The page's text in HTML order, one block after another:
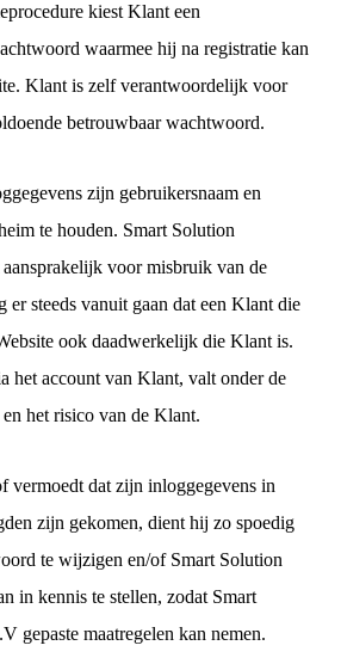
kiest Klant een
waarmee hij na registratie kan
Klant is zelf verantwoordelijk voor
betrouwbaar wachtwoord.
zijn gebruikersnaam en
te houden. Smart Solution
voor misbruik van de
er steeds vanuit gaan dat een Klant die
ook daadwerkelijk die Klant is.
het account van Klant, valt onder de
het risico van de Klant.
vermoedt dat zijn inloggegevens in
zijn gekomen, dient hij zo spoedig
te wijzigen en/of Smart Solution
in kennis te stellen, zodat Smart
gepaste maatregelen kan nemen.